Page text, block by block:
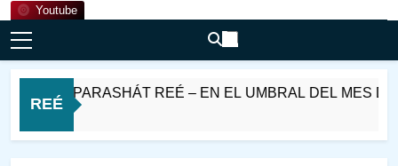
Youtube
REÉ
PARASHÁT REÉ – EN EL UMBRAL DEL MES DE